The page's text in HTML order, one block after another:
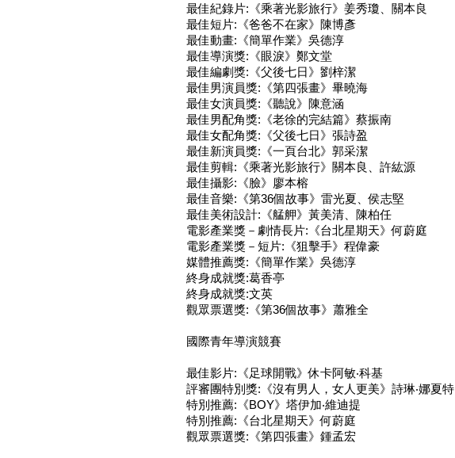
最佳紀錄片:《乘著光影旅行》姜秀瓊、關本良
最佳短片:《爸爸不在家》陳博彥
最佳動畫:《簡單作業》吳德淳
最佳導演獎:《眼淚》鄭文堂
最佳編劇獎:《父後七日》劉梓潔
最佳男演員獎:《第四張畫》畢曉海
最佳女演員獎:《聽說》陳意涵
最佳男配角獎:《老徐的完結篇》蔡振南
最佳女配角獎:《父後七日》張詩盈
最佳新演員獎:《一頁台北》郭采潔
最佳剪輯:《乘著光影旅行》關本良、許紘源
最佳攝影:《臉》廖本榕
最佳音樂:《第36個故事》雷光夏、侯志堅
最佳美術設計:《艋舺》黃美清、陳柏任
電影產業獎－劇情長片:《台北星期天》何蔚庭
電影產業獎－短片:《狙擊手》程偉豪
媒體推薦獎:《簡單作業》吳德淳
終身成就獎:葛香亭
終身成就獎:文英
觀眾票選獎:《第36個故事》蕭雅全
國際青年導演競賽
最佳影片:《足球開戰》休卡阿敏‧科基
評審團特別獎:《沒有男人，女人更美》詩琳‧娜夏特
特別推薦:《BOY》塔伊加‧維迪提
特別推薦:《台北星期天》何蔚庭
觀眾票選獎:《第四張畫》鍾孟宏